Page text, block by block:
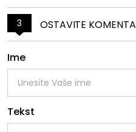
3 OSTAVITE
Ime
Tekst